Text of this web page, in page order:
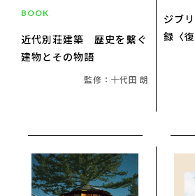
BOOK
近代別荘建築 歴史を繫ぐ
建物とその物語
監修：十代田 朗
ジブ
録〈復